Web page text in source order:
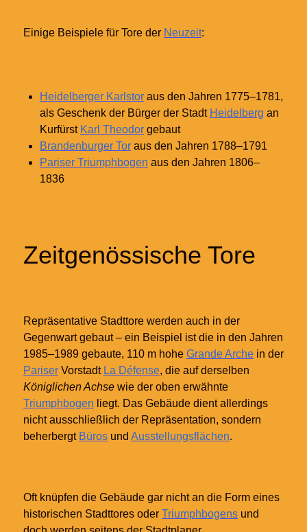
Einige Beispiele für Tore der Neuzeit:
Heidelberger Karlstor aus den Jahren 1775–1781,
als Geschenk der Bürger der Stadt Heidelberg an
Kurfürst Karl Theodor gebaut
Brandenburger Tor aus den Jahren 1788–1791
Pariser Triumphbogen aus den Jahren 1806–
1836
Zeitgenössische Tore
Repräsentative Stadttore werden auch in der
Gegenwart gebaut – ein Beispiel ist die in den Jahren
1985–1989 gebaute, 110 m hohe Grande Arche in der
Pariser Vorstadt La Défense, die auf derselben
Königlichen Achse wie der oben erwähnte
Triumphbogen liegt. Das Gebäude dient allerdings
nicht ausschließlich der Repräsentation, sondern
beherbergt Büros und Ausstellungsflächen.
Oft knüpfen die Gebäude gar nicht an die Form eines
historischen Stadttores oder Triumphbogens und